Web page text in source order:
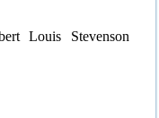
Louis Stevenson